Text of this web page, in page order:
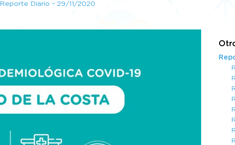
Reporte Diario – 29/11/2020